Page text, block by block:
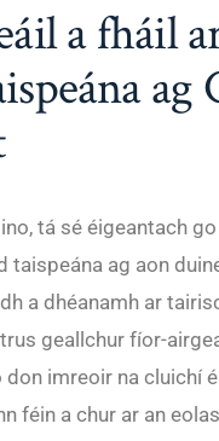
a fháil
ag
tá sé éigeantach
taispeána ag aon
a dhéanamh ar
geallchur fíor-
don imreoir na cluichí
féin a chur ar an